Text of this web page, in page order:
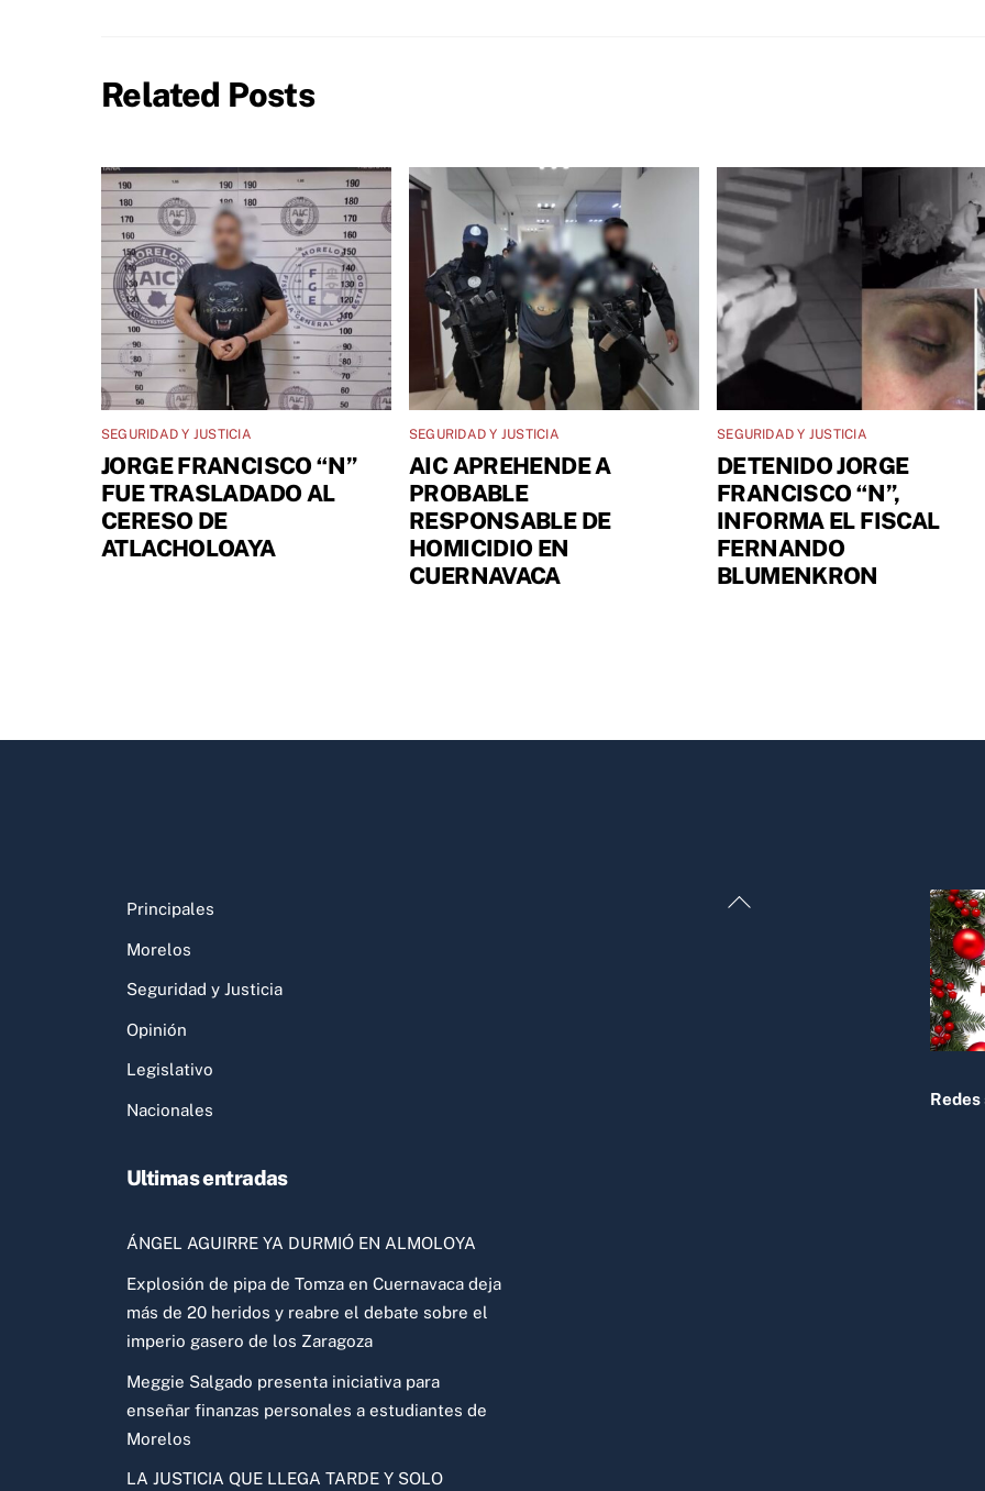
Related Posts
SEGURIDAD Y JUSTICIA
JORGE FRANCISCO “N”
FUE TRASLADADO AL
CERESO DE
ATLACHOLOAYA
SEGURIDAD Y JUSTICIA
AIC APREHENDE A
PROBABLE
RESPONSABLE DE
HOMICIDIO EN
CUERNAVACA
SEGURIDAD Y JUSTICIA
DETENIDO JORGE
FRANCISCO “N”,
INFORMA EL FISCAL
FERNANDO
BLUMENKRON
Back
Principales
Morelos
Seguridad y Justicia
Opinión
Legislativo
Nacionales
Ultimas entradas
ÁNGEL AGUIRRE YA DURMIÓ EN ALMOLOYA
Explosión de pipa de Tomza en Cuernavaca deja
más de 20 heridos y reabre el debate sobre el
imperio gasero de los Zaragoza
Meggie Salgado presenta iniciativa para
enseñar finanzas personales a estudiantes de
Morelos
LA JUSTICIA QUE LLEGA TARDE Y SOLO